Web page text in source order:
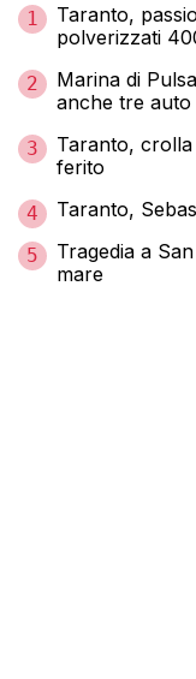
1
Taranto,
polverizzati
2
Marina di
anche tre auto
3
Taranto, crolla
ferito
4 Taranto,
5
Tragedia a
mare